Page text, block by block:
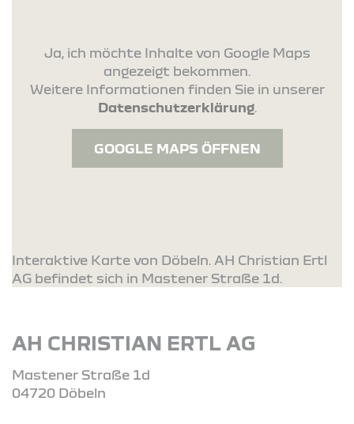
Ja, ich möchte Inhalte von Google Maps
angezeigt bekommen.
Weitere Informationen finden Sie in unserer
Datenschutzerklärung.
GOOGLE MAPS ÖFFNEN
Interaktive Karte von Döbeln. AH Christian Ertl
AG befindet sich in Mastener Straße 1d.
AH CHRISTIAN ERTL AG
Mastener Straße 1d
04720 Döbeln